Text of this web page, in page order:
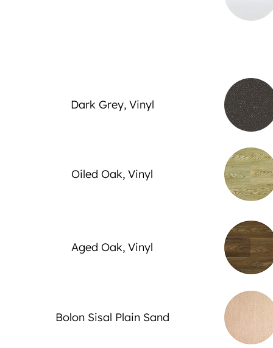
Dark Grey, Vinyl
Oiled Oak, Vinyl
Aged Oak, Vinyl
Bolon Sisal Plain Sand